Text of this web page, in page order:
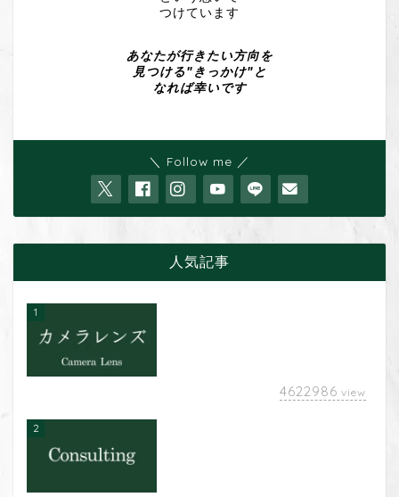
つけています
あなたが行きたい方向を
見つける"きっかけ"と
なれば幸いです
＼ Follow me ／
人気記事
1
4622986 view
2